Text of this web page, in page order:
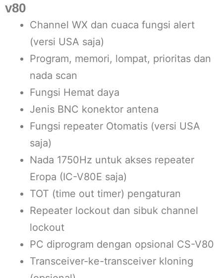
v80
Channel WX dan cuaca fungsi alert
(versi USA saja)
Program, memori, lompat, prioritas dan
nada scan
Fungsi Hemat daya
Jenis BNC konektor antena
Fungsi repeater Otomatis (versi USA
saja)
Nada 1750Hz untuk akses repeater
Eropa (IC-V80E saja)
TOT (time out timer) pengaturan
Repeater lockout dan sibuk channel
lockout
PC diprogram dengan opsional CS-V80
Transceiver-ke-transceiver kloning